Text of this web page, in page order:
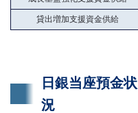
貸出増加支援資金供給
日銀当座預金状
況